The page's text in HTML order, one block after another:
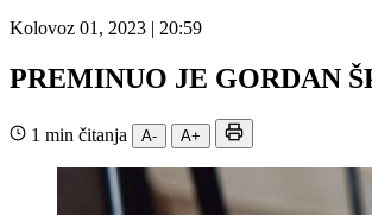
Kolovoz 01, 2023 | 20:59
PREMINUO JE GORDAN
1 min čitanja A- A+